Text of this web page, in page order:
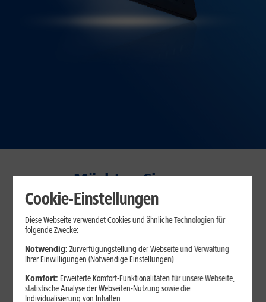
Möchten Sie am
Vertragsbeginn sparen oder
dauerhaft?
30 Tage testen – zufrieden oder Geld zurück!*
Cookie-Einstellungen
Diese Webseite verwendet Cookies und ähnliche Technologien für
folgende Zwecke:
Notwendig: Zurverfügungstellung der Webseite und Verwaltung
Ihrer Einwilligungen (Notwendige Einstellungen)
Komfort: Erweiterte Komfort-Funktionalitäten für unsere Webseite,
statistische Analyse der Webseiten-Nutzung sowie die
Individualisierung von Inhalten